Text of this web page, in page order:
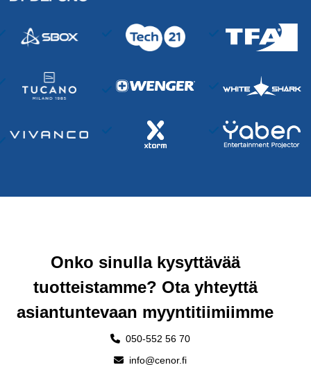
Onko sinulla kysyttävää
tuotteistamme? Ota yhteyttä
asiantuntevaan myyntitiimiimme
050-552 56 70
info@cenor.fi